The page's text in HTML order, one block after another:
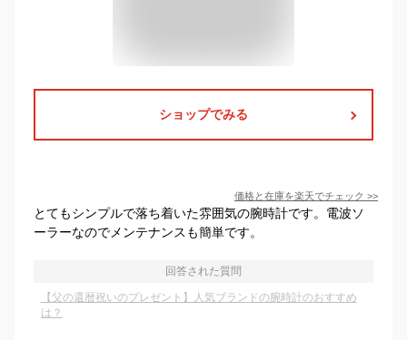
ショップでみる
価格と在庫を楽天でチェック >>
とてもシンプルで落ち着いた雰囲気の腕時計です。電波ソ
ーラーなのでメンテナンスも簡単です。
回答された質問
【父の還暦祝いのプレゼント】人気ブランドの腕時計のおすすめ
は？